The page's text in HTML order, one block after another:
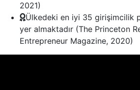
2021)
Ülkedeki en iyi 35 girişimcilik
yer almaktadır (The Princeton
Entrepreneur Magazine, 2020)